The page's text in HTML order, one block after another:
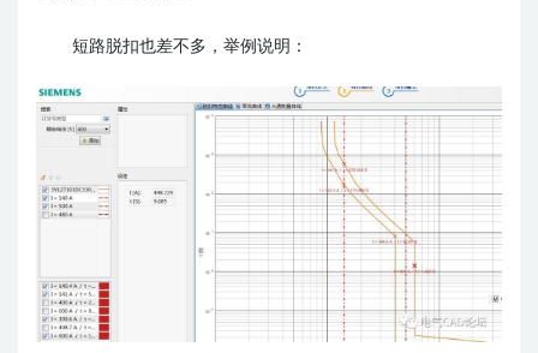
短路脱扣也差不多，举例说明：